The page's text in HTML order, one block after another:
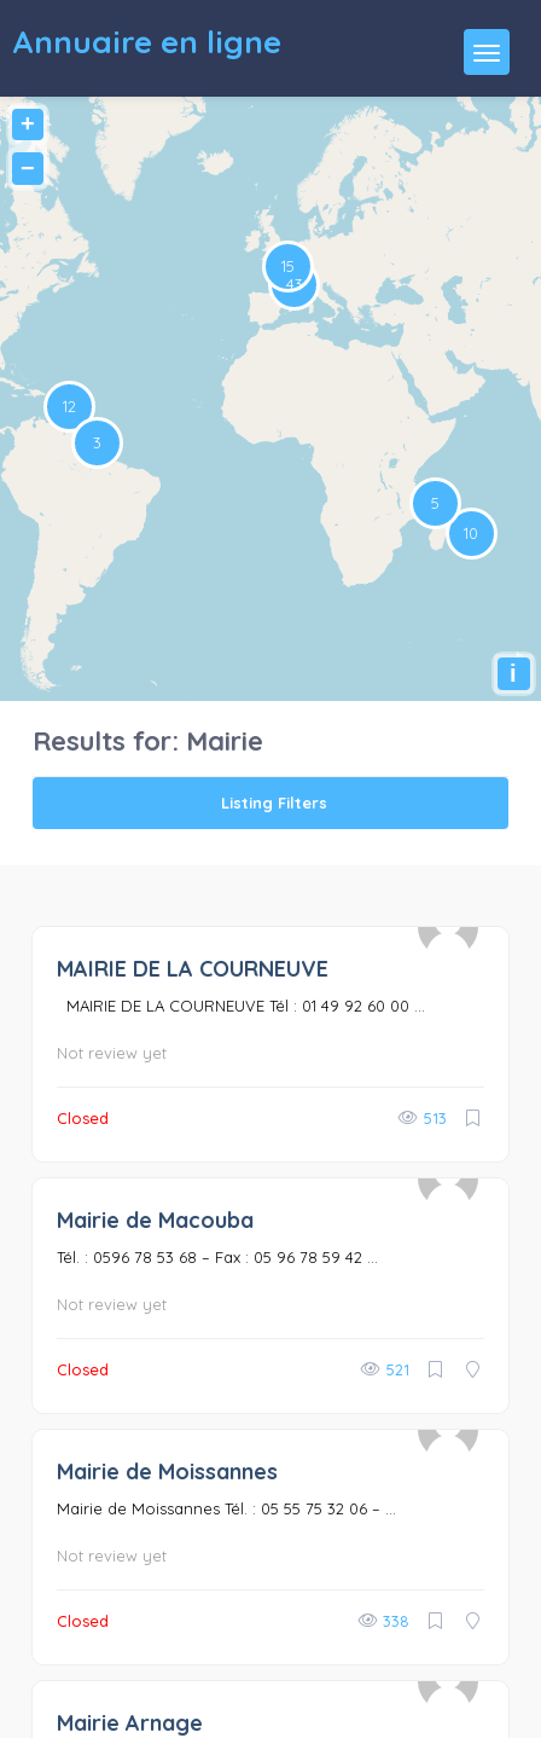
Annuaire en ligne
+
−
i
Results for: Mairie
Listing Filters
MAIRIE DE LA COURNEUVE
MAIRIE DE LA COURNEUVE Tél : 01 49 92 60 00 ...
Not review yet
Closed 513
Mairie de Macouba
Tél. : 0596 78 53 68 – Fax : 05 96 78 59 42 ...
Not review yet
Closed 521
Mairie de Moissannes
Mairie de Moissannes Tél. : 05 55 75 32 06 – ...
Not review yet
Closed 338
Mairie Arnage